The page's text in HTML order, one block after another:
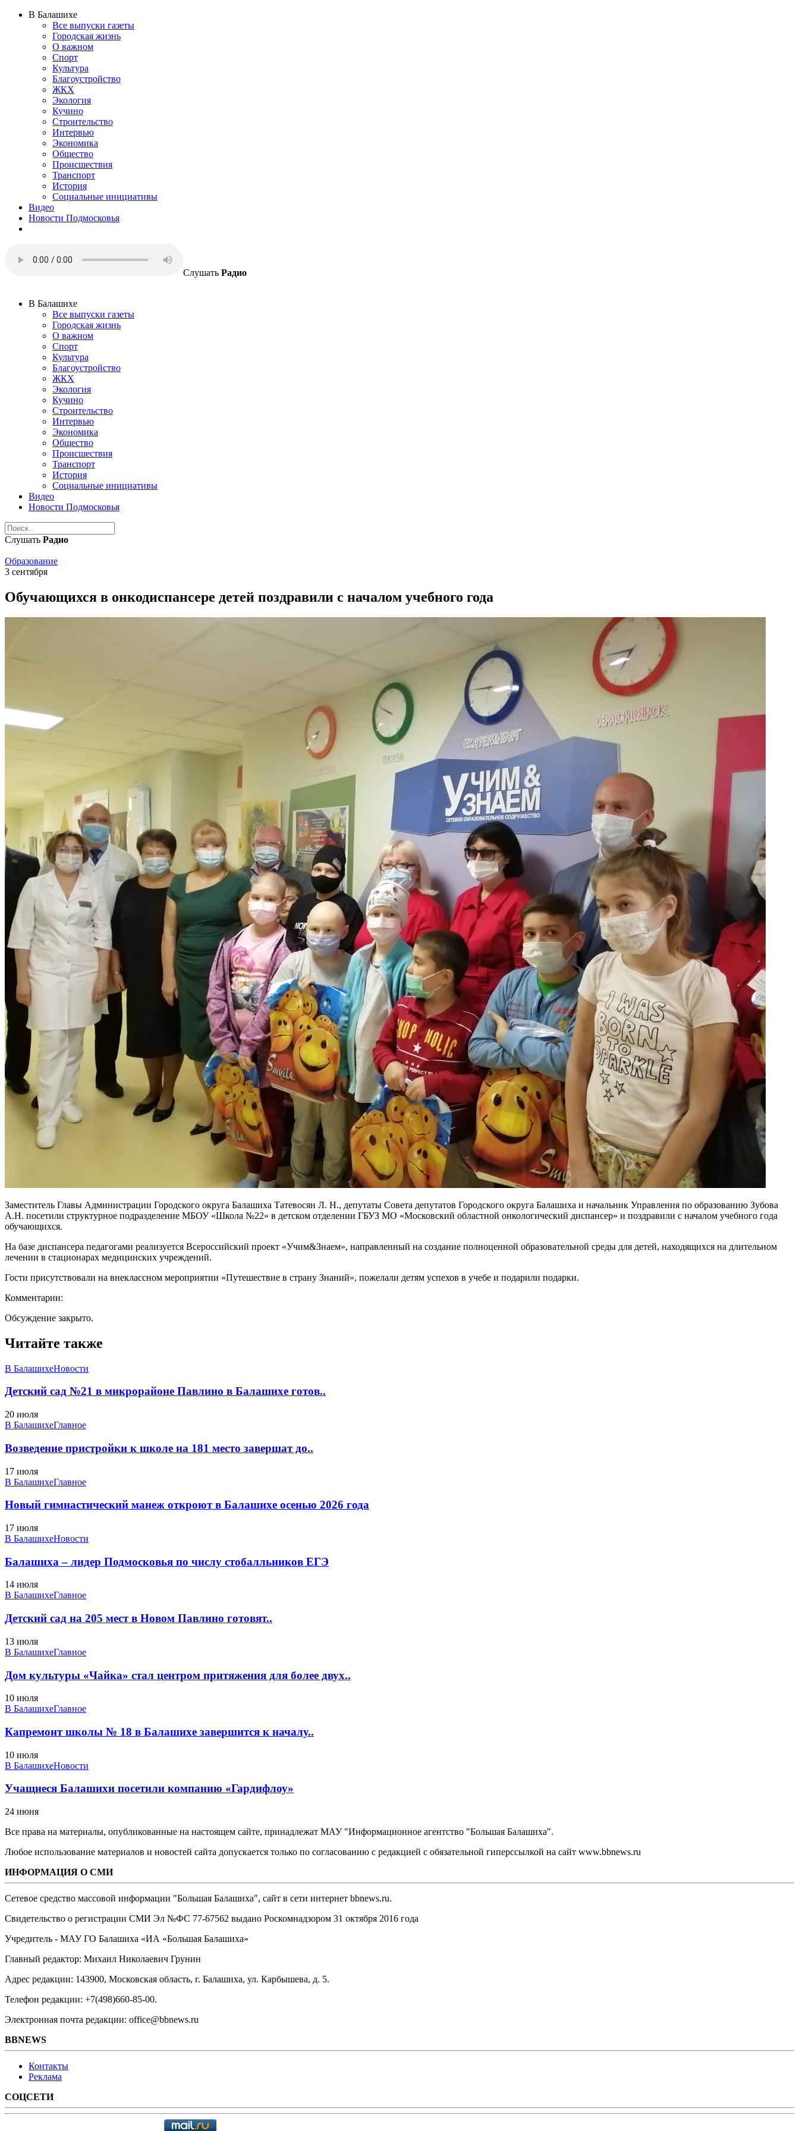
В Балашихе
Все выпуски газеты
Городская жизнь
О важном
Спорт
Культура
Благоустройство
ЖКХ
Экология
Кучино
Строительство
Интервью
Экономика
Общество
Происшествия
Транспорт
История
Социальные инициативы
Видео
Новости Подмосковья
Слушать Радио
В Балашихе
Все выпуски газеты
Городская жизнь
О важном
Спорт
Культура
Благоустройство
ЖКХ
Экология
Кучино
Строительство
Интервью
Экономика
Общество
Происшествия
Транспорт
История
Социальные инициативы
Видео
Новости Подмосковья
Слушать Радио
Образование
3 сентября
Обучающихся в онкодиспансере детей поздравили с началом учебного года
Заместитель Главы Администрации Городского округа Балашиха Татевосян Л. Н., депутаты Совета депутатов Городского округа Балашиха и начальник Управления по образованию Зубова
А.Н. посетили структурное подразделение МБОУ «Школа №22» в детском отделении ГБУЗ МО «Московский областной онкологический диспансер» и поздравили с началом учебного года
обучающихся.
На базе диспансера педагогами реализуется Всероссийский проект «Учим&Знаем», направленный на создание полноценной образовательной среды для детей, находящихся на длительном
лечении в стационарах медицинских учреждений.
Гости присутствовали на внеклассном мероприятии «Путешествие в страну Знаний», пожелали детям успехов в учебе и подарили подарки.
Комментарии:
Обсуждение закрыто.
Читайте также
В БалашихеНовости
Детский сад №21 в микрорайоне Павлино в Балашихе готов..
20 июля
В БалашихеГлавное
Возведение пристройки к школе на 181 место завершат до..
17 июля
В БалашихеГлавное
Новый гимнастический манеж откроют в Балашихе осенью 2026 года
17 июля
В БалашихеНовости
Балашиха – лидер Подмосковья по числу стобалльников ЕГЭ
14 июля
В БалашихеГлавное
Детский сад на 205 мест в Новом Павлино готовят..
13 июля
В БалашихеГлавное
Дом культуры «Чайка» стал центром притяжения для более двух..
10 июля
В БалашихеГлавное
Капремонт школы № 18 в Балашихе завершится к началу..
10 июля
В БалашихеНовости
Учащиеся Балашихи посетили компанию «Гардифлоу»
24 июня
Все права на материалы, опубликованные на настоящем сайте, принадлежат МАУ "Информационное агентство "Большая Балашиха".
Любое использование материалов и новостей сайта допускается только по согласованию с редакцией с обязательной гиперссылкой на сайт www.bbnews.ru
ИНФОРМАЦИЯ О СМИ
Сетевое средство массовой информации "Большая Балашиха", сайт в сети интернет bbnews.ru.
Свидетельство о регистрации СМИ Эл №ФС ‎77-67562 выдано Роскомнадзором 31 октября 2016 года
Учредитель - МАУ ГО Балашиха «ИА «Большая Балашиха»
Главный редактор: Михаил Николаевич Грунин
Адрес редакции: 143900, Московская область, г. Балашиха, ул. Карбышева, д. 5.
Телефон редакции: +7(498)660-85-00.
Электронная почта редакции: office@bbnews.ru
BBNEWS
Контакты
Реклама
СОЦСЕТИ